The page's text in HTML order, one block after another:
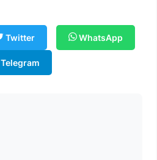
Twitter WhatsApp
Telegram